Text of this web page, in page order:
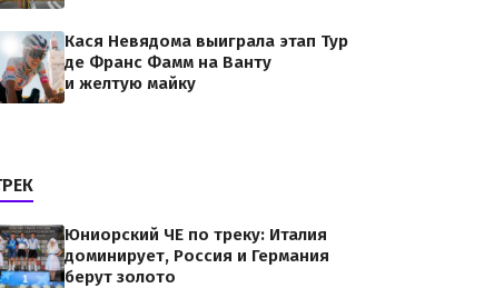
Кася Невядома выиграла этап Тур
де Франс Фамм на Ванту
и желтую майку
Юниорский ЧЕ по треку: Италия
доминирует, Россия и Германия
берут золото